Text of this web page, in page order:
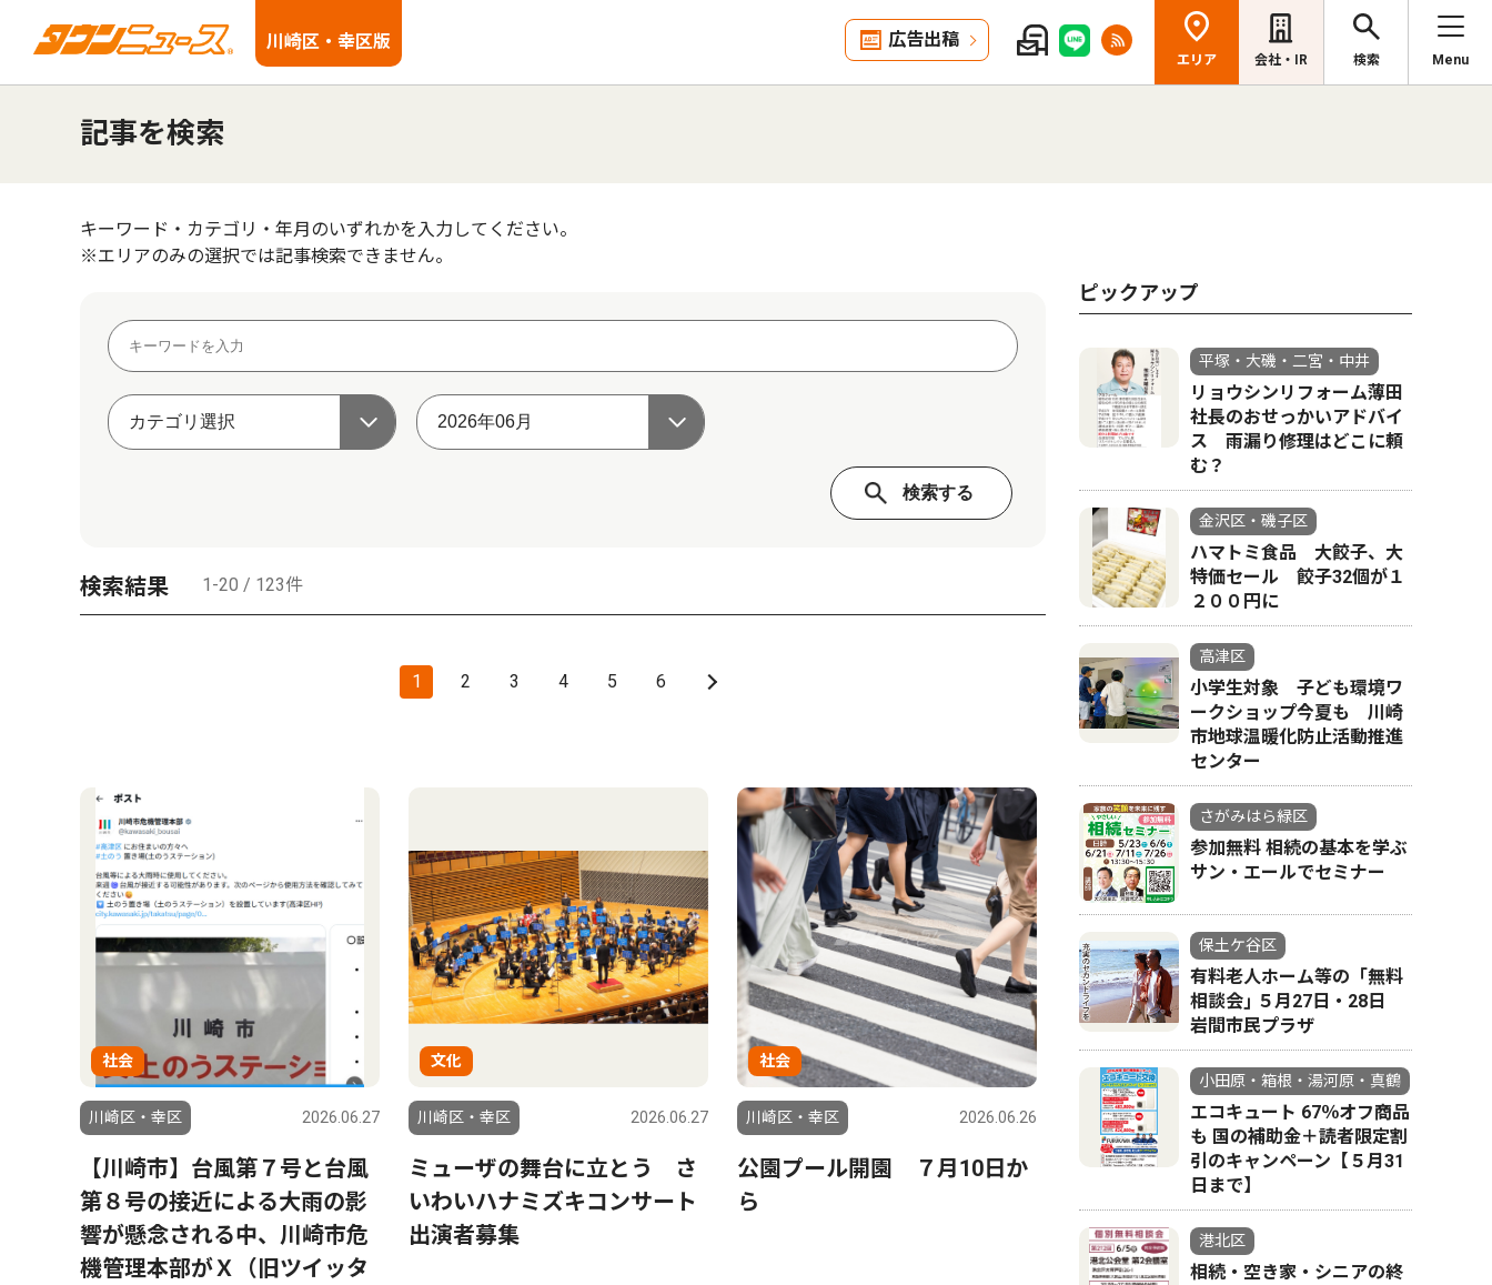
川崎区・幸区版 広告出稿
エリア 会社・IR 検索 Menu
記事を検索
キーワード・カテゴリ・年月のいずれかを入力してください。
※エリアのみの選択では記事検索できません。
検索結果 1-20 / 123件
1 2 3 4 5 6
社会
川崎区・幸区 2026.06.27
【川崎市】台風第７号と台風
第８号の接近による大雨の影
響が懸念される中、川崎市危
機管理本部がＸ（旧ツイッタ
文化
川崎区・幸区 2026.06.27
ミューザの舞台に立とう さ
いわいハナミズキコンサート
出演者募集
社会
川崎区・幸区 2026.06.26
公園プール開園 ７月10日か
ら
ピックアップ
平塚・大磯・二宮・中井
リョウシンリフォーム薄田
社長のおせっかいアドバイ
ス 雨漏り修理はどこに頼
む？
金沢区・磯子区
ハマトミ食品 大餃子、大
特価セール 餃子32個が１
２００円に
高津区
小学生対象 子ども環境ワ
ークショップ今夏も 川崎
市地球温暖化防止活動推進
センター
さがみはら緑区
参加無料 相続の基本を学ぶ
サン・エールでセミナー
保土ケ谷区
有料老人ホーム等の「無料
相談会｣ ５月27日・28日
岩間市民プラザ
小田原・箱根・湯河原・真鶴
エコキュート 67％オフ商品
も 国の補助金＋読者限定割
引のキャンペーン【５月31
日まで】
港北区
相続・空き家・シニアの終